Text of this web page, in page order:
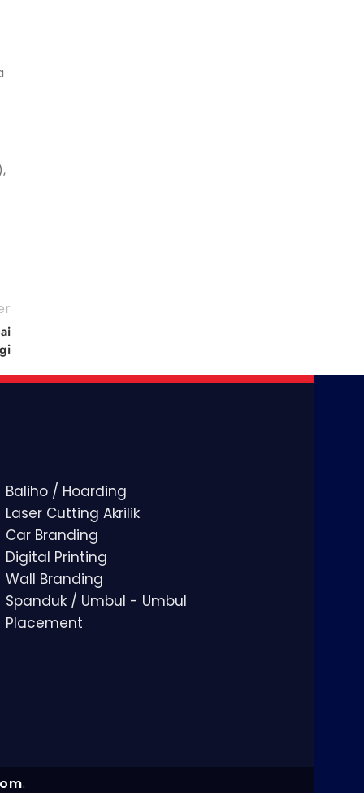
Baliho / Hoarding
Laser Cutting Akrilik
Car Branding
Digital Printing
Wall Branding
Spanduk / Umbul - Umbul
Placement
.